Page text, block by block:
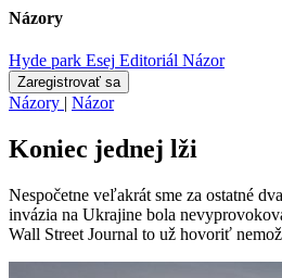
Názory
Hyde park Esej Editoriál Názor
Zaregistrovať sa
Názory | Názor
Koniec jednej lži
Nespočetne veľakrát sme za ostatné
invázia na Ukrajine bola
Wall Street Journal to už hovoriť